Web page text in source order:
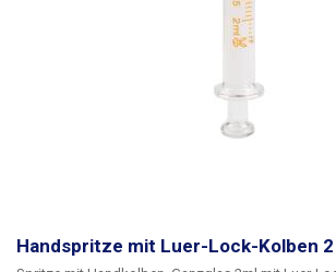
Handspritze mit Luer-Lock-Kolben